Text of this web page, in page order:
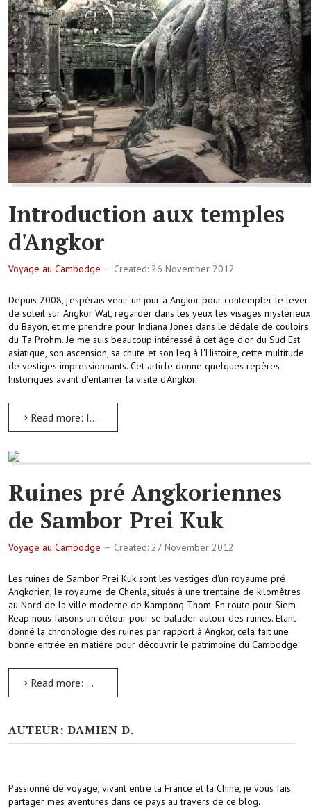
Introduction aux temples
d'Angkor
Voyage au Cambodge Created: 26 November 2012
Depuis 2008, j'espérais venir un jour à Angkor pour contempler le lever
de soleil sur Angkor Wat, regarder dans les yeux les visages mystérieux
du Bayon, et me prendre pour Indiana Jones dans le dédale de couloirs
du Ta Prohm. Je me suis beaucoup intéressé à cet âge d'or du Sud Est
asiatique, son ascension, sa chute et son leg à l'Histoire, cette multitude
de vestiges impressionnants. Cet article donne quelques repères
historiques avant d'entamer la visite d'Angkor.
Read more: Introduction aux temples d'Angkor
Ruines pré Angkoriennes
de Sambor Prei Kuk
Voyage au Cambodge Created: 27 November 2012
Les ruines de Sambor Prei Kuk sont les vestiges d'un royaume pré
Angkorien, le royaume de Chenla, situés à une trentaine de kilomètres
au Nord de la ville moderne de Kampong Thom. En route pour Siem
Reap nous faisons un détour pour se balader autour des ruines. Etant
donné la chronologie des ruines par rapport à Angkor, cela fait une
bonne entrée en matière pour découvrir le patrimoine du Cambodge.
Read more: Ruines pré Angkoriennes de Sambor Prei Kuk
AUTEUR: DAMIEN D.
Passionné de voyage, vivant entre la France et la Chine, je vous fais
partager mes aventures dans ce pays au travers de ce blog.